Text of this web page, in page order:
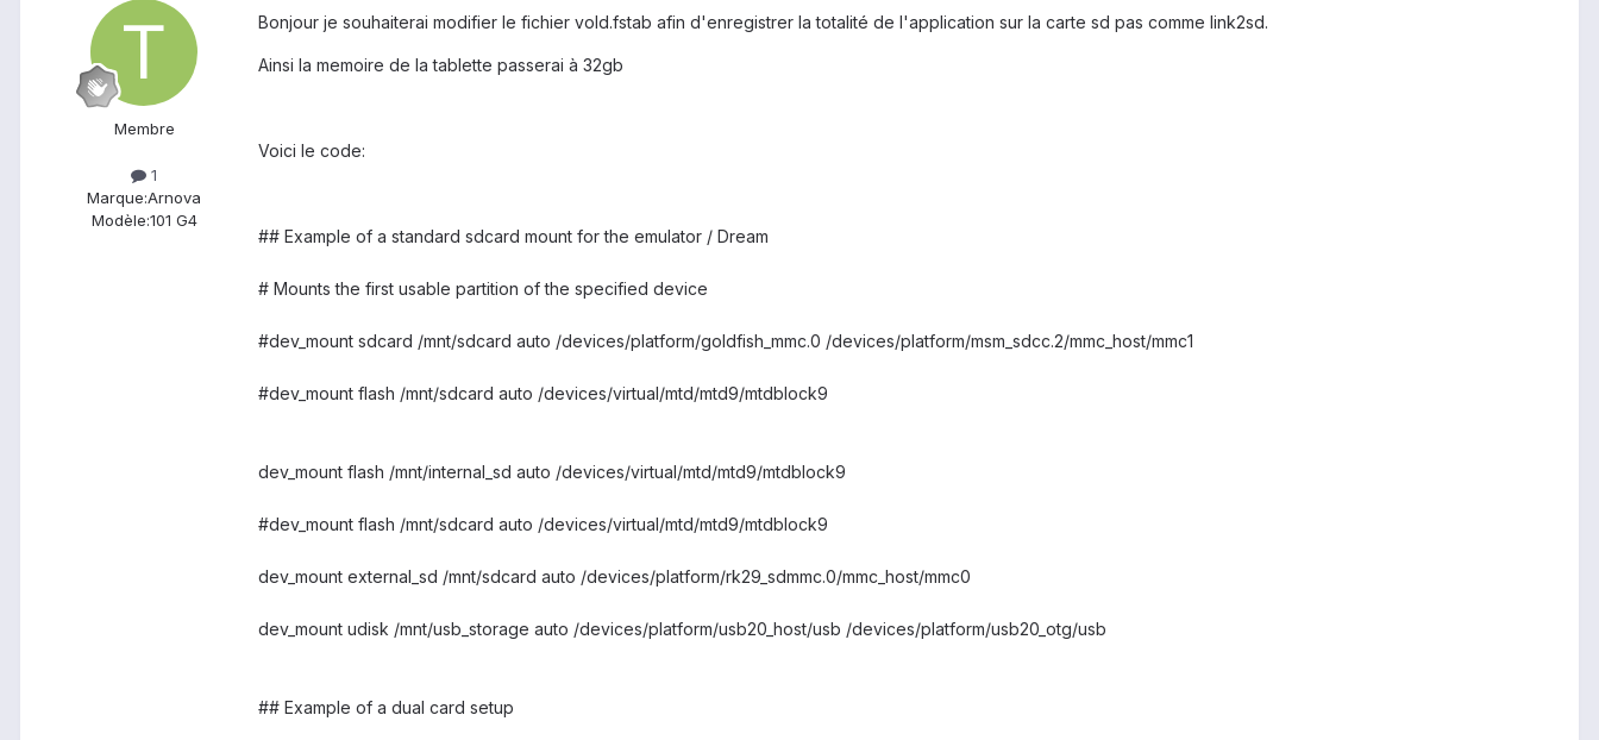
Membre
1
Marque:Arnova
Modèle:101 G4
Bonjour je souhaiterai modifier le fichier vold.fstab afin d'enregistrer la totalité de l'application sur la carte sd pas comme link2sd.
Ainsi la memoire de la tablette passerai à 32gb
Voici le code:
## Example of a standard sdcard mount for the emulator / Dream
# Mounts the first usable partition of the specified device
#dev_mount sdcard /mnt/sdcard auto /devices/platform/goldfish_mmc.0 /devices/platform/msm_sdcc.2/mmc_host/mmc1
#dev_mount flash /mnt/sdcard auto /devices/virtual/mtd/mtd9/mtdblock9
dev_mount flash /mnt/internal_sd auto /devices/virtual/mtd/mtd9/mtdblock9
#dev_mount flash /mnt/sdcard auto /devices/virtual/mtd/mtd9/mtdblock9
dev_mount external_sd /mnt/sdcard auto /devices/platform/rk29_sdmmc.0/mmc_host/mmc0
dev_mount udisk /mnt/usb_storage auto /devices/platform/usb20_host/usb /devices/platform/usb20_otg/usb
## Example of a dual card setup